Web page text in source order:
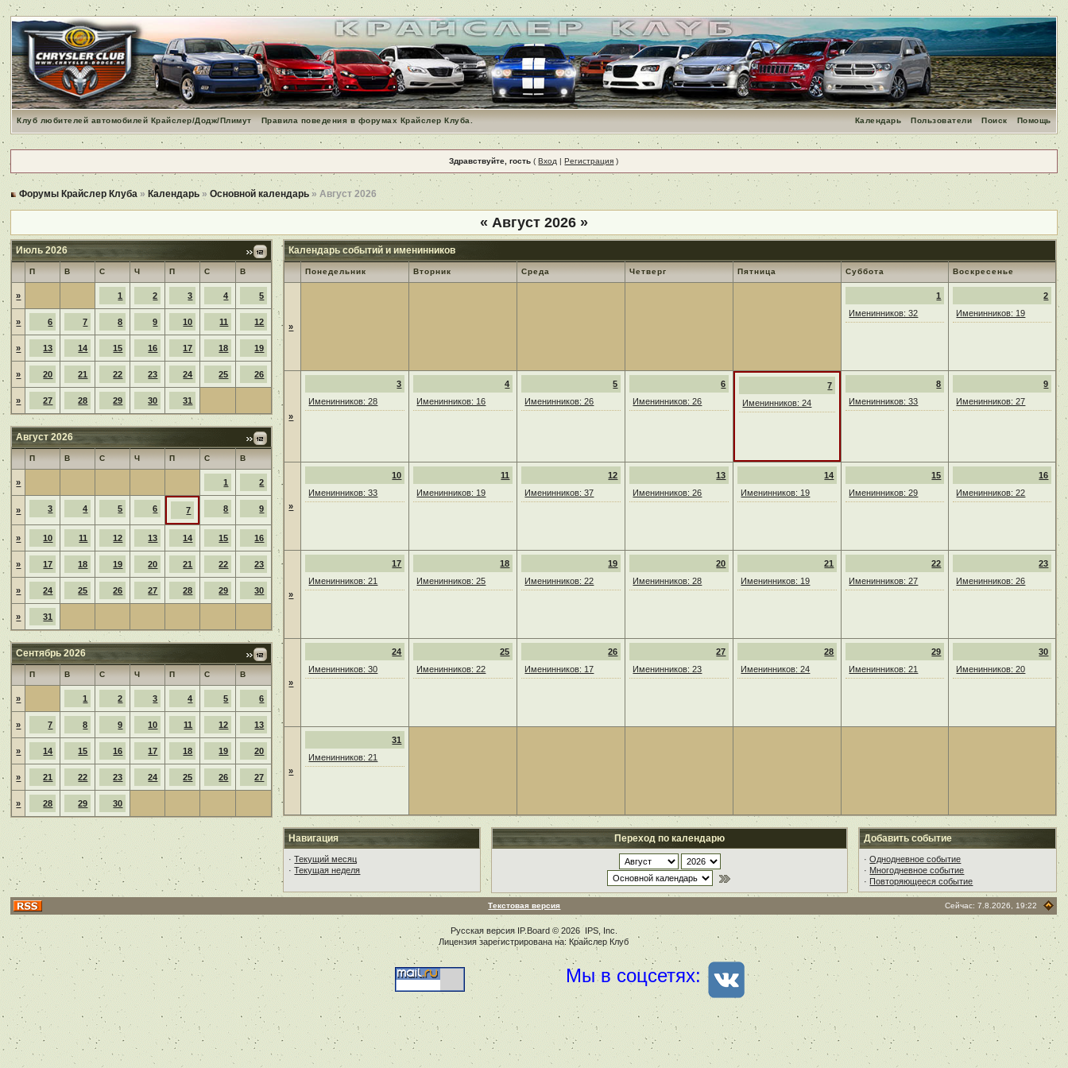
Клуб любителей автомобилей Крайслер/Додж/Плимут Правила поведения в форумах Крайслер Клуба. Помощь
Поиск
Пользователи
Календарь
Здравствуйте, гость (Вход |Регистрация )
Форумы Крайслер Клуба »Календарь »Основной календарь » Август 2026
« Август 2026 »
Июль 2026
П В С Ч П С В
» 1 2 3 4 5
» 6 7 8 9 10 11 12
» 13 14 15 16 17 18 19
» 20 21 22 23 24 25 26
» 27 28 29 30 31
Август 2026
П В С Ч П С В
» 1 2
» 3 4 5 6 7 8 9
» 10 11 12 13 14 15 16
» 17 18 19 20 21 22 23
» 24 25 26 27 28 29 30
» 31
Сентябрь 2026
П В С Ч П С В
» 1 2 3 4 5 6
» 7 8 9 10 11 12 13
» 14 15 16 17 18 19 20
» 21 22 23 24 25 26 27
» 28 29 30
Календарь событий и именинников
Понедельник Вторник Среда Четверг Пятница Суббота Воскресенье
»
1
Именинников: 32
2
Именинников: 19
»
3
Именинников: 28
4
Именинников: 16
5
Именинников: 26
6
Именинников: 26
7
Именинников: 24
8
Именинников: 33
9
Именинников: 27
»
10
Именинников: 33
11
Именинников: 19
12
Именинников: 37
13
Именинников: 26
14
Именинников: 19
15
Именинников: 29
16
Именинников: 22
»
17
Именинников: 21
18
Именинников: 25
19
Именинников: 22
20
Именинников: 28
21
Именинников: 19
22
Именинников: 27
23
Именинников: 26
»
24
Именинников: 30
25
Именинников: 22
26
Именинников: 17
27
Именинников: 23
28
Именинников: 24
29
Именинников: 21
30
Именинников: 20
»
31
Именинников: 21
Навигация
·Текущий месяц
·Текущая неделя
Переход по календарю Добавить событие
·Однодневное событие
· Многодневное событие
· Повторяющееся событие
Текстовая версия Сейчас: 7.8.2026, 19:22
Русская версия IP.Board© 2026 IPS, Inc
Лицензия зарегистрирована на: Крайслер Клуб
Мы в соцсетях: